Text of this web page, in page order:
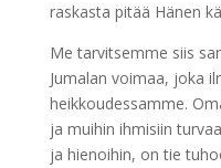
raskasta pitää Hänen
Me tarvitsemme siis
Jumalan voimaa, joka
heikkoudessamme.
ja muihin ihmisiin
ja hienoihin, on tie